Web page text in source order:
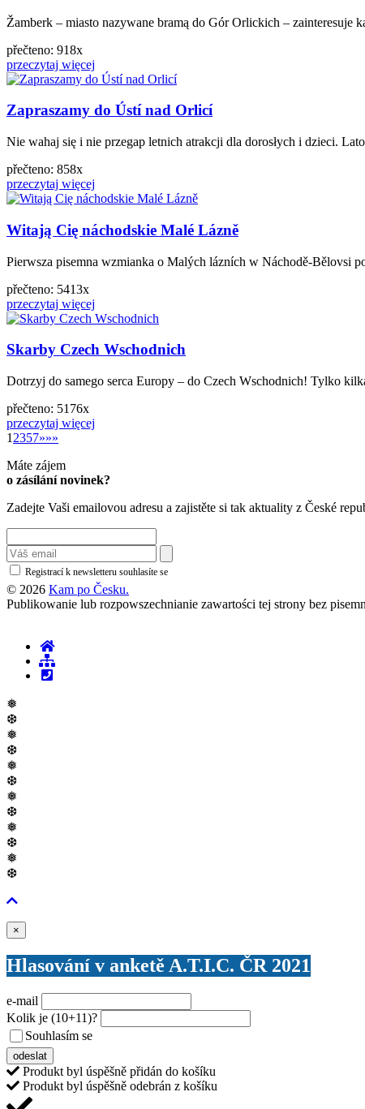
Žamberk – miasto nazywane bramą do Gór Orlickich –
přečteno: 918x
przeczytaj więcej
Zapraszamy do Ústí nad Orlicí
Nie wahaj się i nie przegap letnich atrakcji dla dorosłych i dzieci.
přečteno: 858x
przeczytaj więcej
Witają Cię náchodskie Malé Lázně
Pierwsza pisemna wzmianka o Malých lázních w Náchodě-Bělovsi
přečteno: 5413x
przeczytaj więcej
Skarby Czech Wschodnich
Dotrzyj do samego serca Europy – do Czech Wschodnich! Tylko
přečteno: 5176x
przeczytaj więcej
1 2357»»
»»
Máte zájem
o zásílání novinek?
Zadejte Vaši emailovou adresu a zajistěte si tak aktuality z České
Registrací k newsletteru souhlasíte se
© 2026 Kam po Česku.
Publikowanie lub rozpowszechnianie zawartości tej strony bez
❅
❆
❅
❆
❅
❆
❅
❆
❅
❆
❅
❆
×
Hlasování v anketě A.T.I.C. ČR 2021
e-mail
Kolik je (10+11)?
Souhlasím se
odeslat
Produkt byl úspěšně přidán do košíku
Produkt byl úspěšně odebrán z košíku